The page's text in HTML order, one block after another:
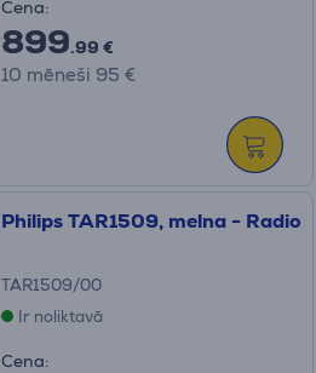
Cena:
899.99 €
10 mēneši 95 €
Philips TAR1509, melna - Radio
TAR1509/00
Ir noliktavā
Cena: